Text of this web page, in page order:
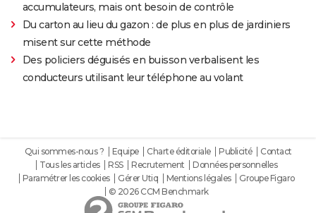
accumulateurs, mais ont besoin de contrôle
Du carton au lieu du gazon : de plus en plus de jardiniers
misent sur cette méthode
Des policiers déguisés en buisson verbalisent les
conducteurs utilisant leur téléphone au volant
Qui sommes-nous ? Equipe Charte éditoriale Publicité
Contact
Tous les articles
RSS Recrutement
Données personnelles
Paramétrer les cookies
Gérer Utiq Mentions légales
Groupe Figaro
© 2026 CCM Benchmark